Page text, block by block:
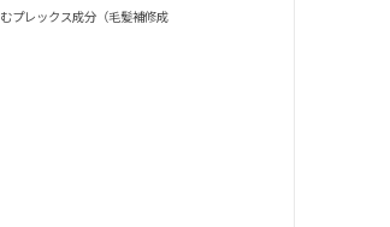
プレックス成分（毛髪補修成